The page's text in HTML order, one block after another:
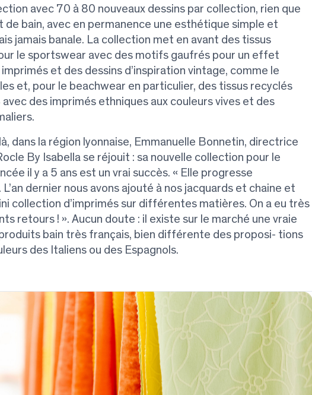
avec 70 à 80 nouveaux dessins par collection, rien que
de bain, avec en permanence une esthétique simple et
jamais banale. La collection met en avant des tissus
le sportswear avec des motifs gaufrés pour un effet
et des dessins d’inspiration vintage, comme le
et, pour le beachwear en particulier, des tissus recyclés
des imprimés ethniques aux couleurs vives et des
dans la région lyonnaise, Emmanuelle Bonnetin, directrice
By Isabella se réjouit : sa nouvelle collection pour le
il y a 5 ans est un vrai succès. « Elle progresse
dernier nous avons ajouté à nos jacquards et chaine et
collection d’imprimés sur différentes matières. On a eu très
retours ! ». Aucun doute : il existe sur le marché une vraie
bain très français, bien différente des proposi- tions
des Italiens ou des Espagnols.